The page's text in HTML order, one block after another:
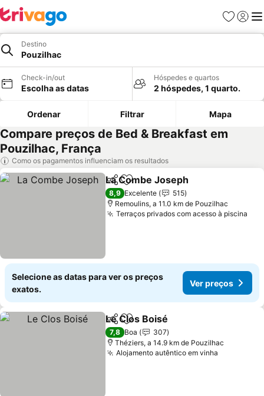
Favoritos
Iniciar
Destino
Pouzilhac
Check-in/out
Escolha as datas
Hóspedes e quartos
2 hóspedes, 1 quarto.
Ordenar Filtrar Mapa
Compare preços de Bed & Breakfast em
Pouzilhac, França
Como os pagamentos influenciam os resultados
PartilharAdicionar aos favoritos
La Combe Joseph
8,9 Excelente
515
Remoulins, a 11.0 km de Pouzilhac
Terraços privados com acesso à piscina
Selecione as datas para ver os preços
exatos.
Ver preços
PartilharAdicionar aos favoritos
Le Clos Boisé
7,8 Boa
307
Théziers, a 14.9 km de Pouzilhac
Alojamento autêntico em vinha